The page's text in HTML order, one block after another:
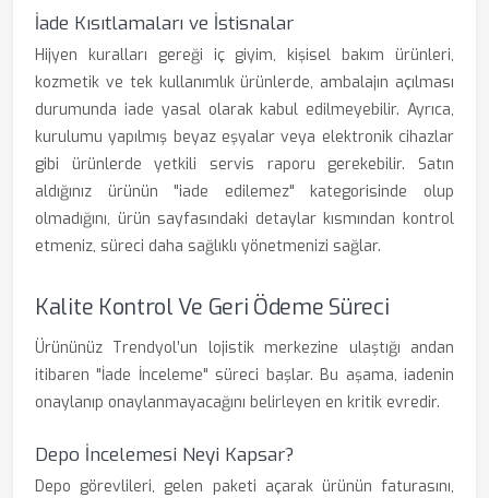
İade Kısıtlamaları ve İstisnalar
Hijyen kuralları gereği iç giyim, kişisel bakım ürünleri,
kozmetik ve tek kullanımlık ürünlerde, ambalajın açılması
durumunda iade yasal olarak kabul edilmeyebilir. Ayrıca,
kurulumu yapılmış beyaz eşyalar veya elektronik cihazlar
gibi ürünlerde yetkili servis raporu gerekebilir. Satın
aldığınız ürünün "iade edilemez" kategorisinde olup
olmadığını, ürün sayfasındaki detaylar kısmından kontrol
etmeniz, süreci daha sağlıklı yönetmenizi sağlar.
Kalite Kontrol Ve Geri Ödeme Süreci
Ürününüz Trendyol’un lojistik merkezine ulaştığı andan
itibaren "İade İnceleme" süreci başlar. Bu aşama, iadenin
onaylanıp onaylanmayacağını belirleyen en kritik evredir.
Depo İncelemesi Neyi Kapsar?
Depo görevlileri, gelen paketi açarak ürünün faturasını,